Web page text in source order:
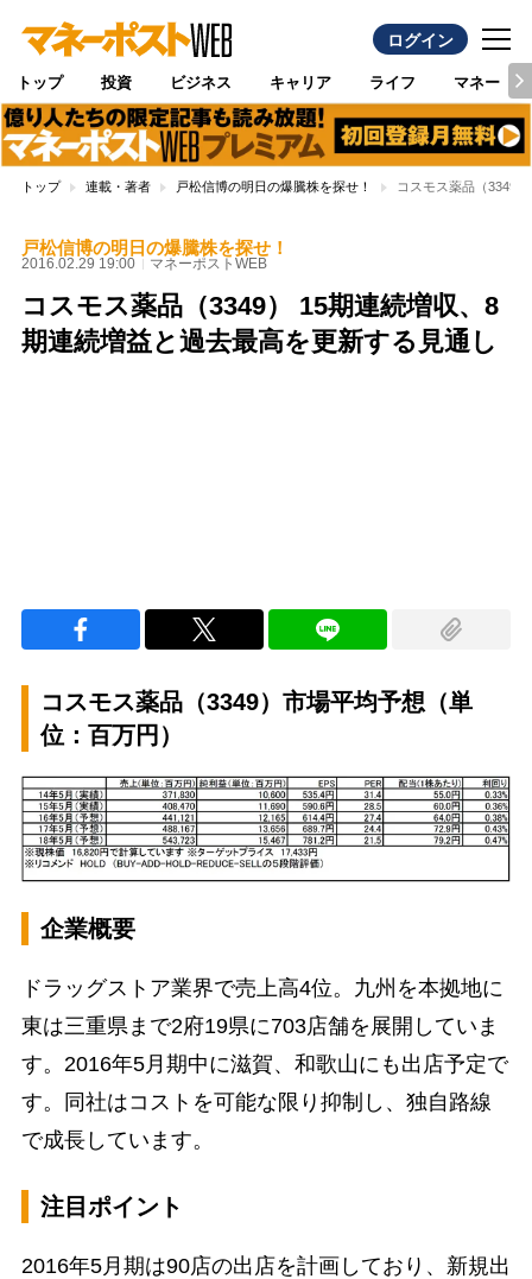
ログイン
トップ 投資 ビジネス キャリア ライフ マネー
トップ 連載・著者 戸松信博の明日の爆騰株を探せ！ コスモス薬品（3349
戸松信博の明日の爆騰株を探せ！
2016.02.29 19:00 マネーポストWEB
コスモス薬品（3349） 15期連続増収、8
期連続増益と過去最高を更新する見通し
コスモス薬品（3349）市場平均予想（単
位：百万円）
企業概要
ドラッグストア業界で売上高4位。九州を本拠地に
東は三重県まで2府19県に703店舗を展開していま
す。2016年5月期中に滋賀、和歌山にも出店予定で
す。同社はコストを可能な限り抑制し、独自路線
で成長しています。
注目ポイント
2016年5月期は90店の出店を計画しており、新規出